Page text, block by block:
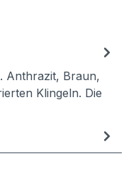
Anthrazit, Braun,
Klingeln. Die